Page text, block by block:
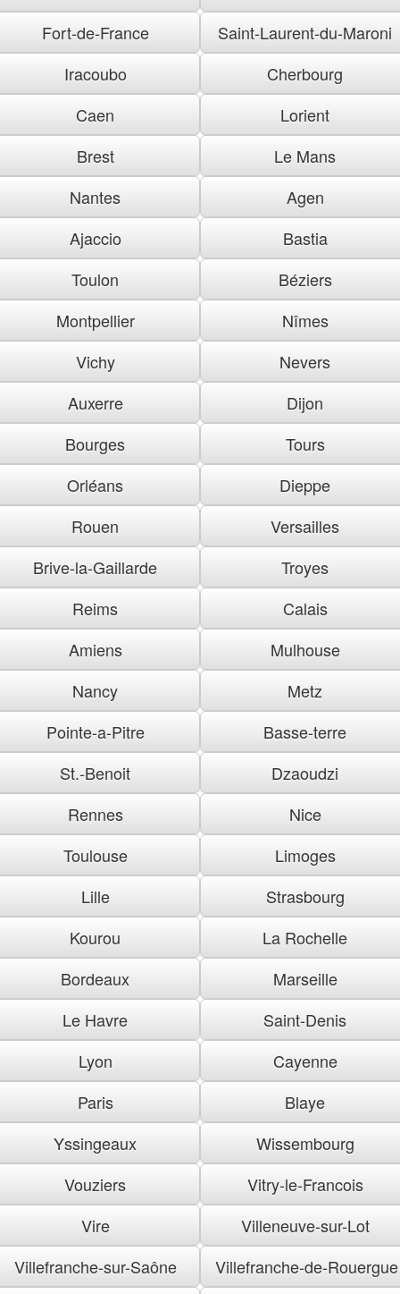
Fort-de-France
Saint-Laurent-du-Maroni
Iracoubo
Cherbourg
Caen
Lorient
Brest
Le Mans
Nantes
Agen
Ajaccio
Bastia
Toulon
Béziers
Montpellier
Nîmes
Vichy
Nevers
Auxerre
Dijon
Bourges
Tours
Orléans
Dieppe
Rouen
Versailles
Brive-la-Gaillarde
Troyes
Reims
Calais
Amiens
Mulhouse
Nancy
Metz
Pointe-a-Pitre
Basse-terre
St.-Benoit
Dzaoudzi
Rennes
Nice
Toulouse
Limoges
Lille
Strasbourg
Kourou
La Rochelle
Bordeaux
Marseille
Le Havre
Saint-Denis
Lyon
Cayenne
Paris
Blaye
Yssingeaux
Wissembourg
Vouziers
Vitry-le-Francois
Vire
Villeneuve-sur-Lot
Villefranche-sur-Saône
Villefranche-de-Rouergue